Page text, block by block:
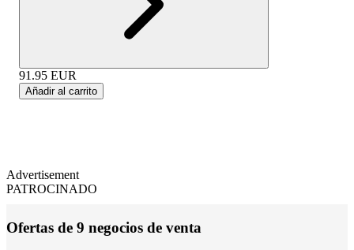
91.95 EUR
Añadir al carrito
Advertisement
PATROCINADO
Ofertas de 9 negocios de venta